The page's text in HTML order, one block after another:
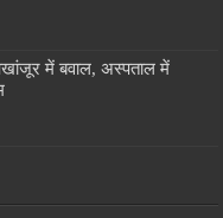
में बवाल, अस्पताल में